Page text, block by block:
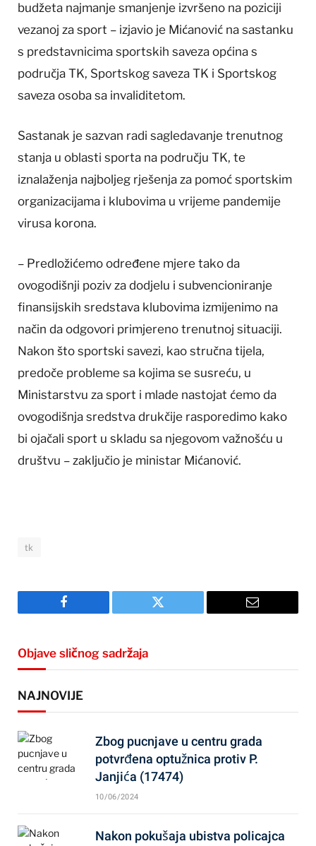
budžeta najmanje smanjenje izvršeno na poziciji
vezanoj za sport – izjavio je Mićanović na sastanku
s predstavnicima sportskih saveza općina s
područja TK, Sportskog saveza TK i Sportskog
saveza osoba sa invaliditetom.
Sastanak je sazvan radi sagledavanje trenutnog
stanja u oblasti sporta na području TK, te
iznalaženja najboljeg rješenja za pomoć sportskim
organizacijama i klubovima u vrijeme pandemije
virusa korona.
– Predložićemo određene mjere tako da
ovogodišnji poziv za dodjelu i subvencioniranje
finansijskih sredstava klubovima izmijenimo na
način da odgovori primjereno trenutnoj situaciji.
Nakon što sportski savezi, kao stručna tijela,
predoče probleme sa kojima se susreću, u
Ministarstvu za sport i mlade nastojat ćemo da
ovogodišnja sredstva drukčije rasporedimo kako
bi ojačali sport u skladu sa njegovom važnošću u
društvu – zaključio je ministar Mićanović.
tk
Facebook Twitter Email
Objave sličnog sadržaja
NAJNOVIJE
Zbog pucnjave u centru grada
potvrđena optužnica protiv P.
Janjića (17474)
10/06/2024
Nakon pokušaja ubistva policajca